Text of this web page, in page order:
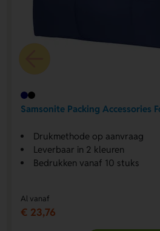
Samsonite Packing Accessories
Drukmethode op aanvraag
Leverbaar in 2 kleuren
Bedrukken vanaf 10 stuks
Al vanaf
€ 23,76